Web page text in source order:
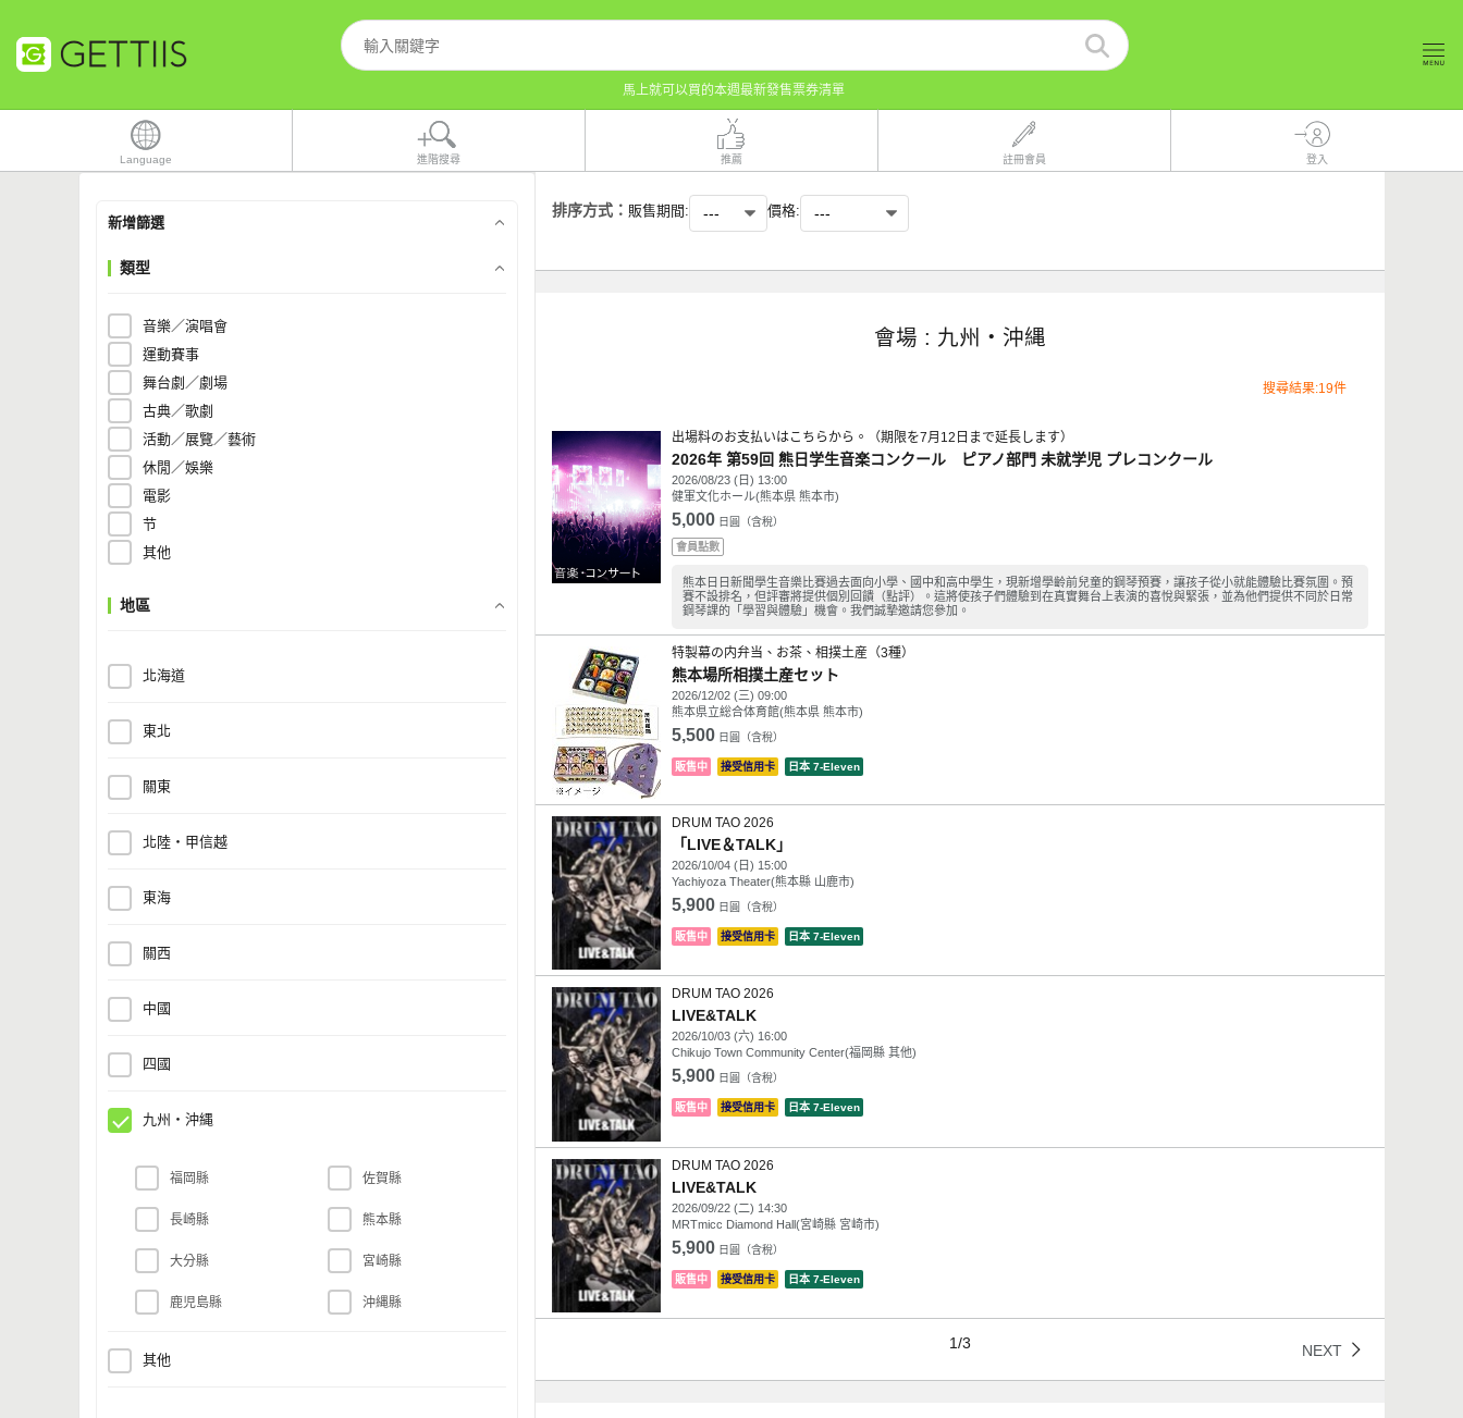
馬上就可以買的本週最新發售票券清單
Language 進階搜尋 推薦 註冊會員 登入
新增篩選
類型
音樂／演唱會
運動賽事
舞台劇／劇場
古典／歌劇
活動／展覽／藝術
休閒／娛樂
電影
节
其他
地區
北海道
東北
關東
北陸・甲信越
東海
關西
中國
四國
九州・沖縄
福岡縣 佐賀縣
長崎縣 熊本縣
大分縣 宮崎縣
鹿児島縣 沖縄縣
其他
排序方式： 販售期間: 價格:
會場 : 九州・沖縄
搜尋結果:19件
出場料のお支払いはこちらから。（期限を7月12日まで延長します）
2026年 第59回 熊日学生音楽コンクール ピアノ部門 未就学児 プレコンクール
2026/08/23 (日) 13:00
健軍文化ホール(熊本県 熊本市)
5,000 日圓（含稅）
會員點數
熊本日日新聞學生音樂比賽過去面向小學、國中和高中學生，現新增學齡前兒童的鋼琴預賽，讓孩子從小就能體驗比賽氛圍。預
賽不設排名，但評審將提供個別回饋（點評）。這將使孩子們體驗到在真實舞台上表演的喜悅與緊張，並為他們提供不同於日常
鋼琴課的「學習與體驗」機會。我們誠摯邀請您參加。
特製幕の内弁当、お茶、相撲土産（3種）
熊本場所相撲土産セット
2026/12/02 (三) 09:00
熊本県立総合体育館(熊本県 熊本市)
5,500 日圓（含稅）
販售中 接受信用卡 日本 7-Eleven
DRUM TAO 2026
「LIVE＆TALK」
2026/10/04 (日) 15:00
Yachiyoza Theater(熊本縣 山鹿市)
5,900 日圓（含稅）
販售中 接受信用卡 日本 7-Eleven
DRUM TAO 2026
LIVE&TALK
2026/10/03 (六) 16:00
Chikujo Town Community Center(福岡縣 其他)
5,900 日圓（含稅）
販售中 接受信用卡 日本 7-Eleven
DRUM TAO 2026
LIVE&TALK
2026/09/22 (二) 14:30
MRTmicc Diamond Hall(宮崎縣 宮崎市)
5,900 日圓（含稅）
販售中 接受信用卡 日本 7-Eleven
1/3 NEXT